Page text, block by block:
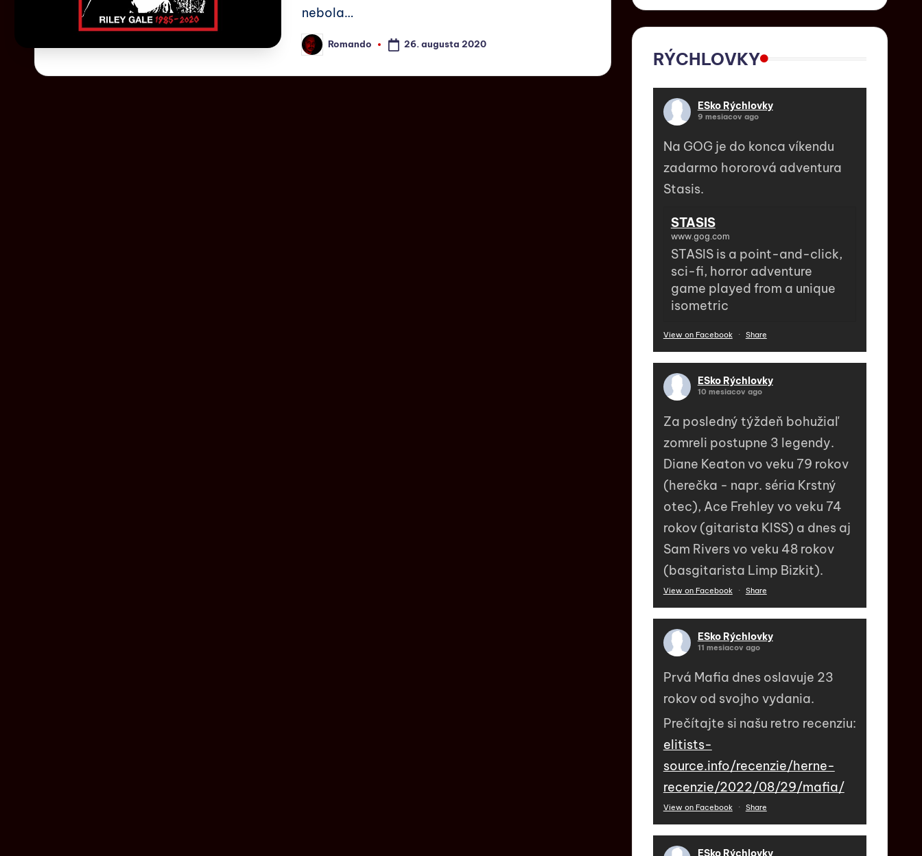
nebola…
Romando 26. augusta 2020
RÝCHLOVKY
ESko Rýchlovky
9 mesiacov ago
Na GOG je do konca víkendu
zadarmo hororová adventura
Stasis.
STASIS
www.gog.com
STASIS is a point-and-click,
sci-fi, horror adventure
game played from a unique
isometric
View on Facebook · Share
ESko Rýchlovky
10 mesiacov ago
Za posledný týždeň bohužiaľ
zomreli postupne 3 legendy.
Diane Keaton vo veku 79 rokov
(herečka - napr. séria Krstný
otec), Ace Frehley vo veku 74
rokov (gitarista KISS) a dnes aj
Sam Rivers vo veku 48 rokov
(basgitarista Limp Bizkit).
View on Facebook · Share
ESko Rýchlovky
11 mesiacov ago
Prvá Mafia dnes oslavuje 23
rokov od svojho vydania.
Prečítajte si našu retro recenziu:
elitists-
source.info/recenzie/herne-
recenzie/2022/08/29/mafia/
View on Facebook · Share
ESko Rýchlovky